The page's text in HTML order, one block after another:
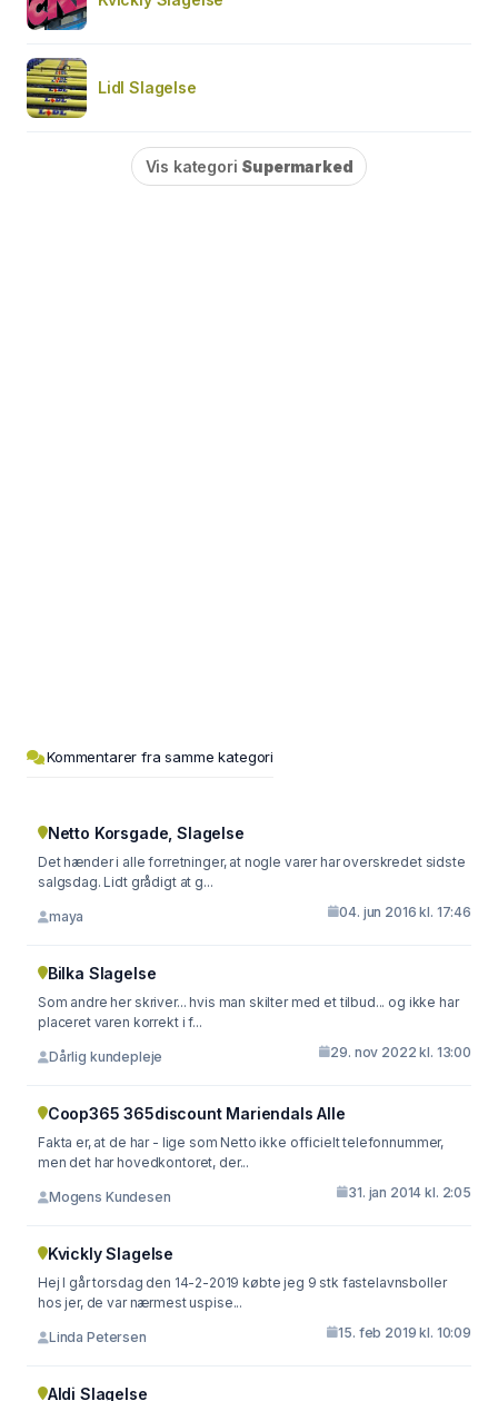
Lidl Slagelse
Vis kategori Supermarked
Kommentarer fra samme kategori
Netto Korsgade, Slagelse
Det hænder i alle forretninger, at nogle varer har overskredet sidste
salgsdag. Lidt grådigt at g...
maya 04. jun 2016 kl. 17:46
Bilka Slagelse
Som andre her skriver... hvis man skilter med et tilbud... og ikke har
placeret varen korrekt i f...
Dårlig kundepleje 29. nov 2022 kl. 13:00
Coop365 365discount Mariendals Alle
Fakta er, at de har - lige som Netto ikke officielt telefonnummer,
men det har hovedkontoret, der...
Mogens Kundesen 31. jan 2014 kl. 2:05
Kvickly Slagelse
Hej I går torsdag den 14-2-2019 købte jeg 9 stk fastelavnsboller
hos jer, de var nærmest uspise...
Linda Petersen 15. feb 2019 kl. 10:09
Aldi Slagelse